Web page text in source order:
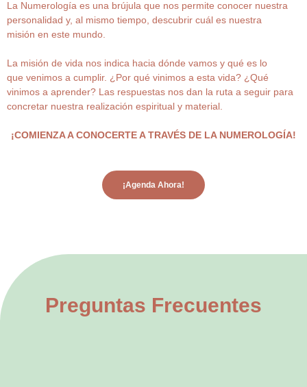
La Numerología es una brújula que nos permite conocer nuestra
personalidad y, al mismo tiempo, descubrir cuál es nuestra
misión en este mundo.
La misión de vida nos indica hacia dónde vamos y qué es lo
que venimos a cumplir. ¿Por qué vinimos a esta vida? ¿Qué
vinimos a aprender? Las respuestas nos dan la ruta a seguir para
concretar nuestra realización espiritual y material.
¡COMIENZA A CONOCERTE A TRAVÉS DE LA NUMEROLOGÍA!
¡Agenda Ahora!
Preguntas Frecuentes